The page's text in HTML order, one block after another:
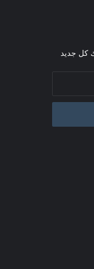
كل جديد